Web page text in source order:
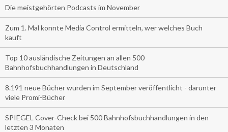
Die meistgehörten Podcasts im November
Zum 1. Mal konnte Media Control ermitteln, wer welches Buch
kauft
Top 10 ausländische Zeitungen an allen 500
Bahnhofsbuchhandlungen in Deutschland
8.191 neue Bücher wurden im September veröffentlicht - darunter
viele Promi-Bücher
SPIEGEL Cover-Check bei 500 Bahnhofsbuchhandlungen in den
letzten 3 Monaten